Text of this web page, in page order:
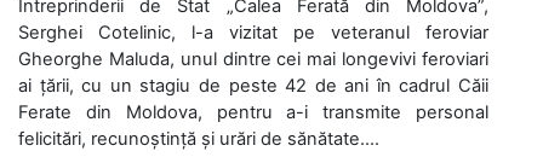
Întreprinderii de Stat „Calea Ferată din Moldova”,
Serghei Cotelinic, l-a vizitat pe veteranul feroviar
Gheorghe Maluda, unul dintre cei mai longevivi feroviari
ai țării, cu un stagiu de peste 42 de ani în cadrul Căii
Ferate din Moldova, pentru a-i transmite personal
felicitări, recunoștință și urări de sănătate....